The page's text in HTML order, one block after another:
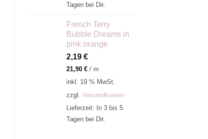
Tagen bei Dir.
French Terry
Bubble Dreams in
pink orange
2,19 €
21,90 €/ m
inkl. 19 % MwSt.
zzgl. Versandkosten
Lieferzeit: In 3 bis 5
Tagen bei Dir.